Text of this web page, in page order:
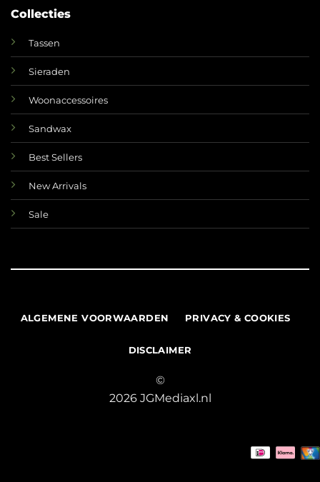
Collecties
Tassen
Sieraden
Woonaccessoires
Sandwax
Best Sellers
New Arrivals
Sale
ALGEMENE VOORWAARDEN PRIVACY & COOKIES
DISCLAIMER
©
2026 JGMediaxl.nl